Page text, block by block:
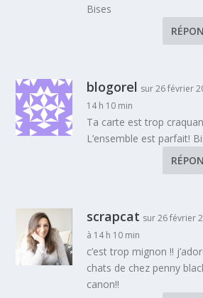
Bises
blogorel sur 26 février
14 h 10 min
Ta carte est trop
L’ensemble est parfait!
scrapcat sur 26 février
à 14 h 10 min
c’est trop mignon !!
chats de chez penny
canon!!